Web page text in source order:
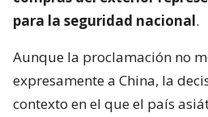
para la seguridad nacional.
Aunque la proclamación no
expresamente a China, la
contexto en el que el país